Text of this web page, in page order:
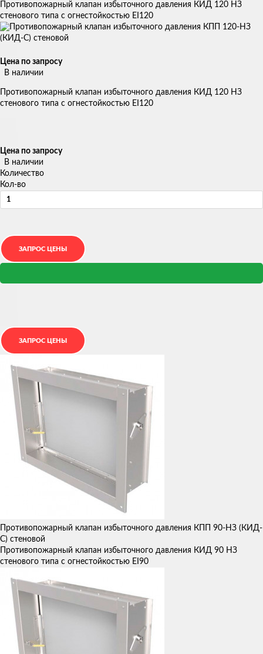
Противопожарный клапан избыточного давления КИД 120 НЗ
стенового типа с огнестойкостью EI120
Цена по запросу
В наличии
Противопожарный клапан избыточного давления КИД 120 НЗ
стенового типа с огнестойкостью EI120
Цена по запросу
В наличии
Количество
Кол-во
Противопожарный клапан избыточного давления КПП 90-НЗ (КИД-
С) стеновой
Противопожарный клапан избыточного давления КИД 90 НЗ
стенового типа с огнестойкостью EI90